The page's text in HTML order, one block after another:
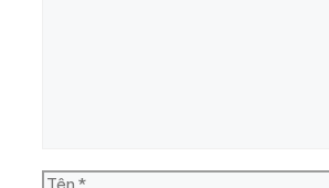
Tên